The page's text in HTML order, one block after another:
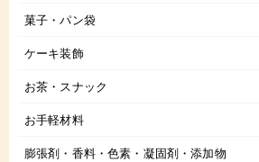
菓子・パン袋
ケーキ装飾
お茶・スナック
お手軽材料
膨張剤・香料・色素・凝固剤・添加物